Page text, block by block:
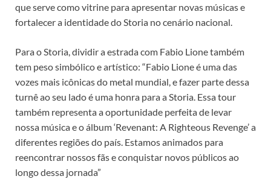
que serve como vitrine para apresentar novas músicas e
fortalecer a identidade do Storia no cenário nacional.
Para o Storia, dividir a estrada com Fabio Lione também
tem peso simbólico e artístico: “Fabio Lione é uma das
vozes mais icônicas do metal mundial, e fazer parte dessa
turnê ao seu lado é uma honra para a Storia. Essa tour
também representa a oportunidade perfeita de levar
nossa música e o álbum ‘Revenant: A Righteous Revenge’ a
diferentes regiões do país. Estamos animados para
reencontrar nossos fãs e conquistar novos públicos ao
longo dessa jornada”